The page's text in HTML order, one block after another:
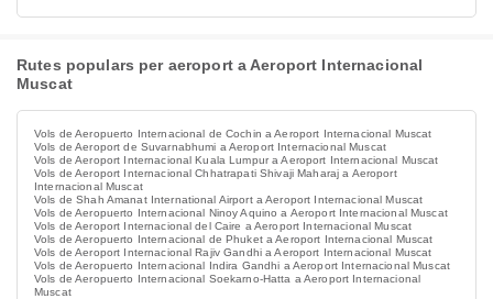
Rutes populars per aeroport a Aeroport Internacional
Muscat
Vols de Aeropuerto Internacional de Cochin a Aeroport Internacional Muscat
Vols de Aeroport de Suvarnabhumi a Aeroport Internacional Muscat
Vols de Aeroport Internacional Kuala Lumpur a Aeroport Internacional Muscat
Vols de Aeroport Internacional Chhatrapati Shivaji Maharaj a Aeroport
Internacional Muscat
Vols de Shah Amanat International Airport a Aeroport Internacional Muscat
Vols de Aeropuerto Internacional Ninoy Aquino a Aeroport Internacional Muscat
Vols de Aeroport Internacional del Caire a Aeroport Internacional Muscat
Vols de Aeropuerto Internacional de Phuket a Aeroport Internacional Muscat
Vols de Aeroport Internacional Rajiv Gandhi a Aeroport Internacional Muscat
Vols de Aeropuerto Internacional Indira Gandhi a Aeroport Internacional Muscat
Vols de Aeropuerto Internacional Soekarno-Hatta a Aeroport Internacional
Muscat